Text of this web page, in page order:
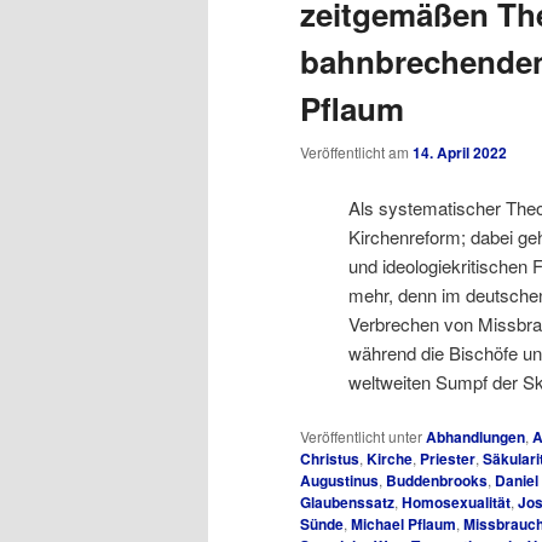
zeitgemäßen
Pflaum
Veröffentlicht am 14. April 2022
Als systematischer
Kirchenreform; dabei
und ideologiekritischen
mehr, denn im
Verbrechen von
während die Bischöfe
weltweiten Sumpf der
Veröffentlicht unterAbhandlungen,
Christus, Kirche, Priester,
Augustinus, Buddenbrooks,
Glaubenssatz, Homosexualität,
Sünde, Michael Pflaum,